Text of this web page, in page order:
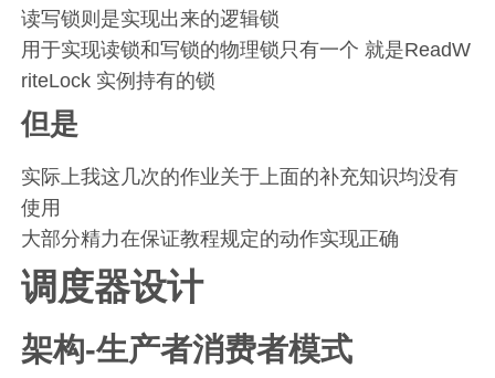
读写锁则是实现出来的逻辑锁
用于实现读锁和写锁的物理锁只有一个 就是ReadW
riteLock 实例持有的锁
但是
实际上我这几次的作业关于上面的补充知识均没有
使用
大部分精力在保证教程规定的动作实现正确
调度器设计
架构-生产者消费者模式